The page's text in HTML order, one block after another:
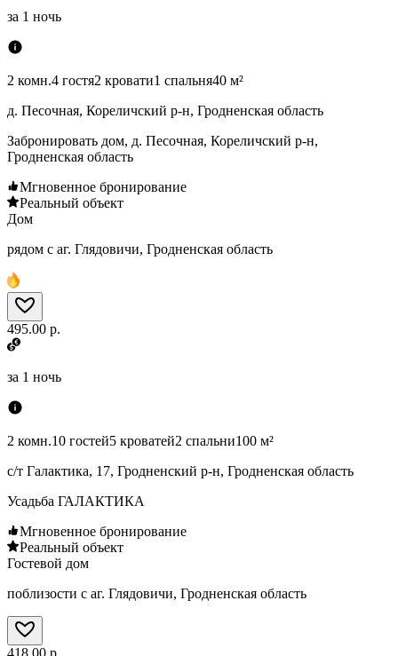
за 1 ночь
2 комн.4 гостя2 кровати1 спальня40 м²
д. Песочная, Кореличский р-н, Гродненская область
Забронировать дом, д. Песочная, Кореличский р-н,
Гродненская область
Мгновенное бронирование
Реальный объект
Дом
рядом с аг. Глядовичи, Гродненская область
495.00 р.
за 1 ночь
2 комн.10 гостей5 кроватей2 спальни100 м²
с/т Галактика, 17, Гродненский р-н, Гродненская область
Усадьба ГАЛАКТИКА
Мгновенное бронирование
Реальный объект
Гостевой дом
поблизости с аг. Глядовичи, Гродненская область
418.00 р.